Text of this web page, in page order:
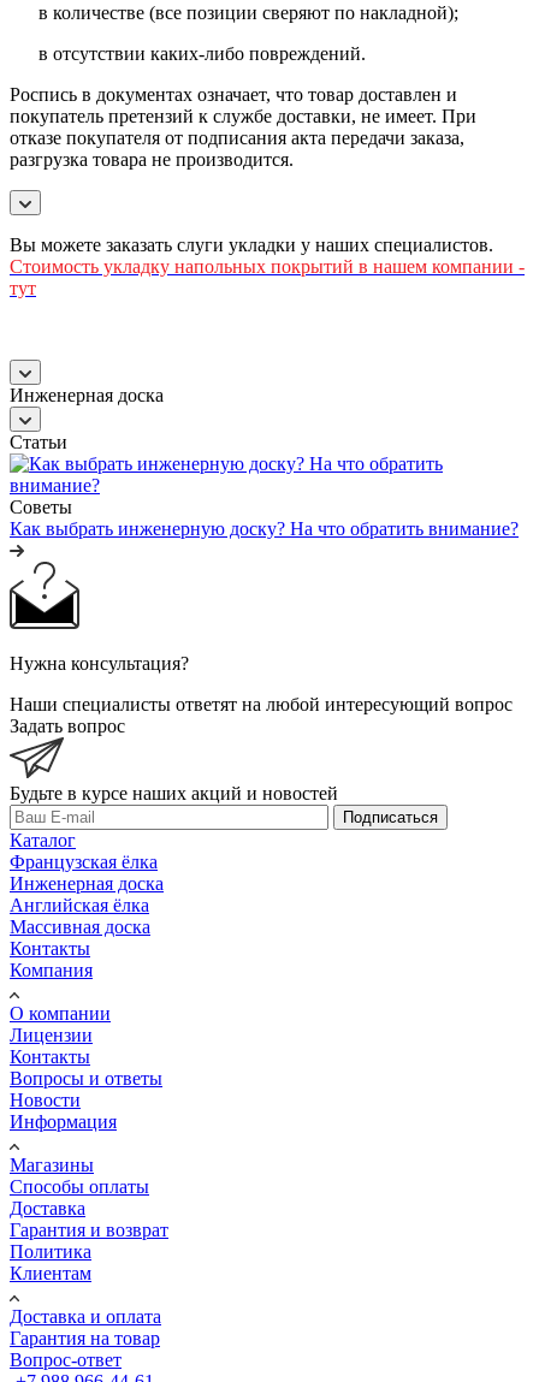
в количестве (все позиции сверяют по накладной);
в отсутствии каких-либо повреждений.
Роспись в документах означает, что товар доставлен и
покупатель претензий к службе доставки, не имеет. При
отказе покупателя от подписания акта передачи заказа,
разгрузка товара не производится.
Вы можете заказать слуги укладки у наших специалистов.
Стоимость укладку напольных покрытий в нашем компании -
тут
Инженерная доска
Статьи
Советы
Как выбрать инженерную доску? На что обратить внимание?
Нужна консультация?
Наши специалисты ответят на любой интересующий вопрос
Задать вопрос
Будьте в курсе наших акций и новостей
Подписаться
Каталог
Французская ёлка
Инженерная доска
Английская ёлка
Массивная доска
Контакты
Компания
О компании
Лицензии
Контакты
Вопросы и ответы
Новости
Информация
Магазины
Способы оплаты
Доставка
Гарантия и возврат
Политика
Клиентам
Доставка и оплата
Гарантия на товар
Вопрос-ответ